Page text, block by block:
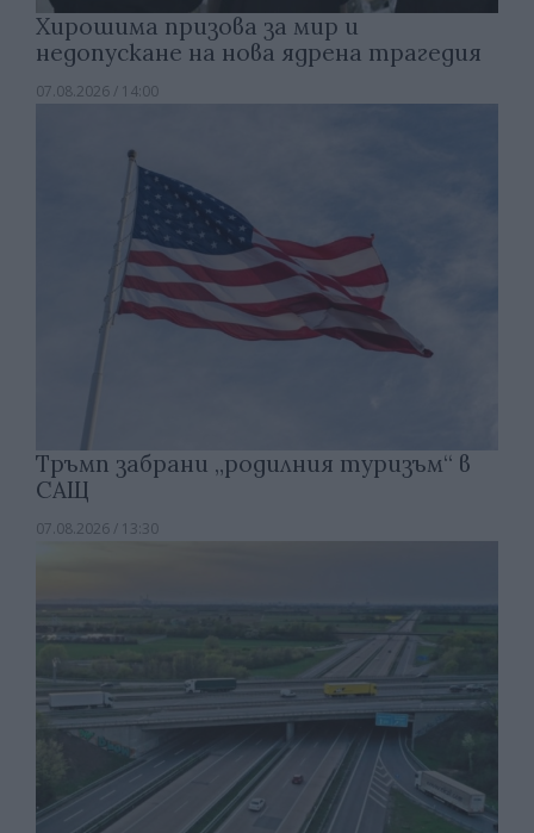
Хирошима призова за мир и
недопускане на нова ядрена трагедия
07.08.2026 / 14:00
Тръмп забрани „родилния туризъм“ в
САЩ
07.08.2026 / 13:30